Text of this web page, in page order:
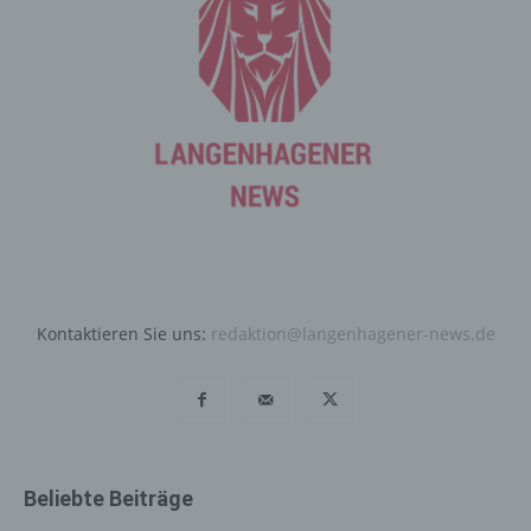
Kontaktieren Sie uns: redaktion@langenhagener-news.de
Beliebte Beiträge
die für die Registrierung verwendet wird. Die von der
betroffenen Person eingegebenen personenbezogenen
Daten werden ausschließlich für die interne Verwendung
bei dem für die Verarbeitung Verantwortlichen und für
eigene Zwecke erhoben und gespeichert. Der für die
Verarbeitung Verantwortliche kann die Weitergabe an
einen Paketdienstleister, veranlassen, der die
Verarbeitung Verantwortlichen wird ferner die vom
vergebene IP-Adresse, das Datum sowie die Uhrzeit der
Daten im Bedarfsfall ermöglichen, begangene Straftaten